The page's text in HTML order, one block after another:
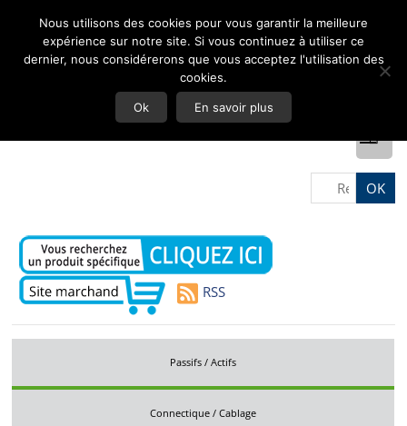
RSS
Passifs / Actifs
Connectique / Cablage
Nous utilisons des cookies pour vous garantir la meilleure
expérience sur notre site. Si vous continuez à utiliser ce
dernier, nous considérerons que vous acceptez l'utilisation des
cookies.
Ok En savoir plus